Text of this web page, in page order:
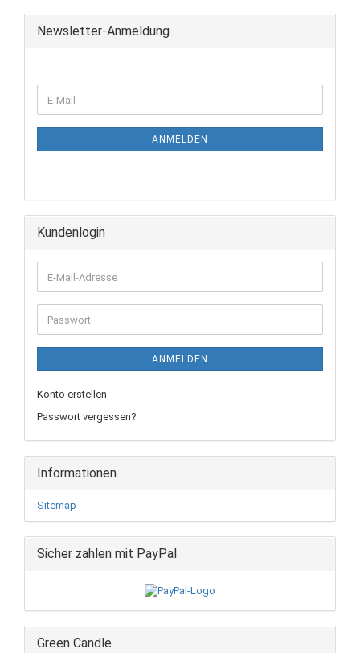
Newsletter-Anmeldung
E-
Mail
ANMELDEN
Kundenlogin
E-
Mail-
Adresse
Passwort
ANMELDEN
Konto erstellen
Passwort vergessen?
Informationen
Sitemap
Sicher zahlen mit PayPal
Green Candle